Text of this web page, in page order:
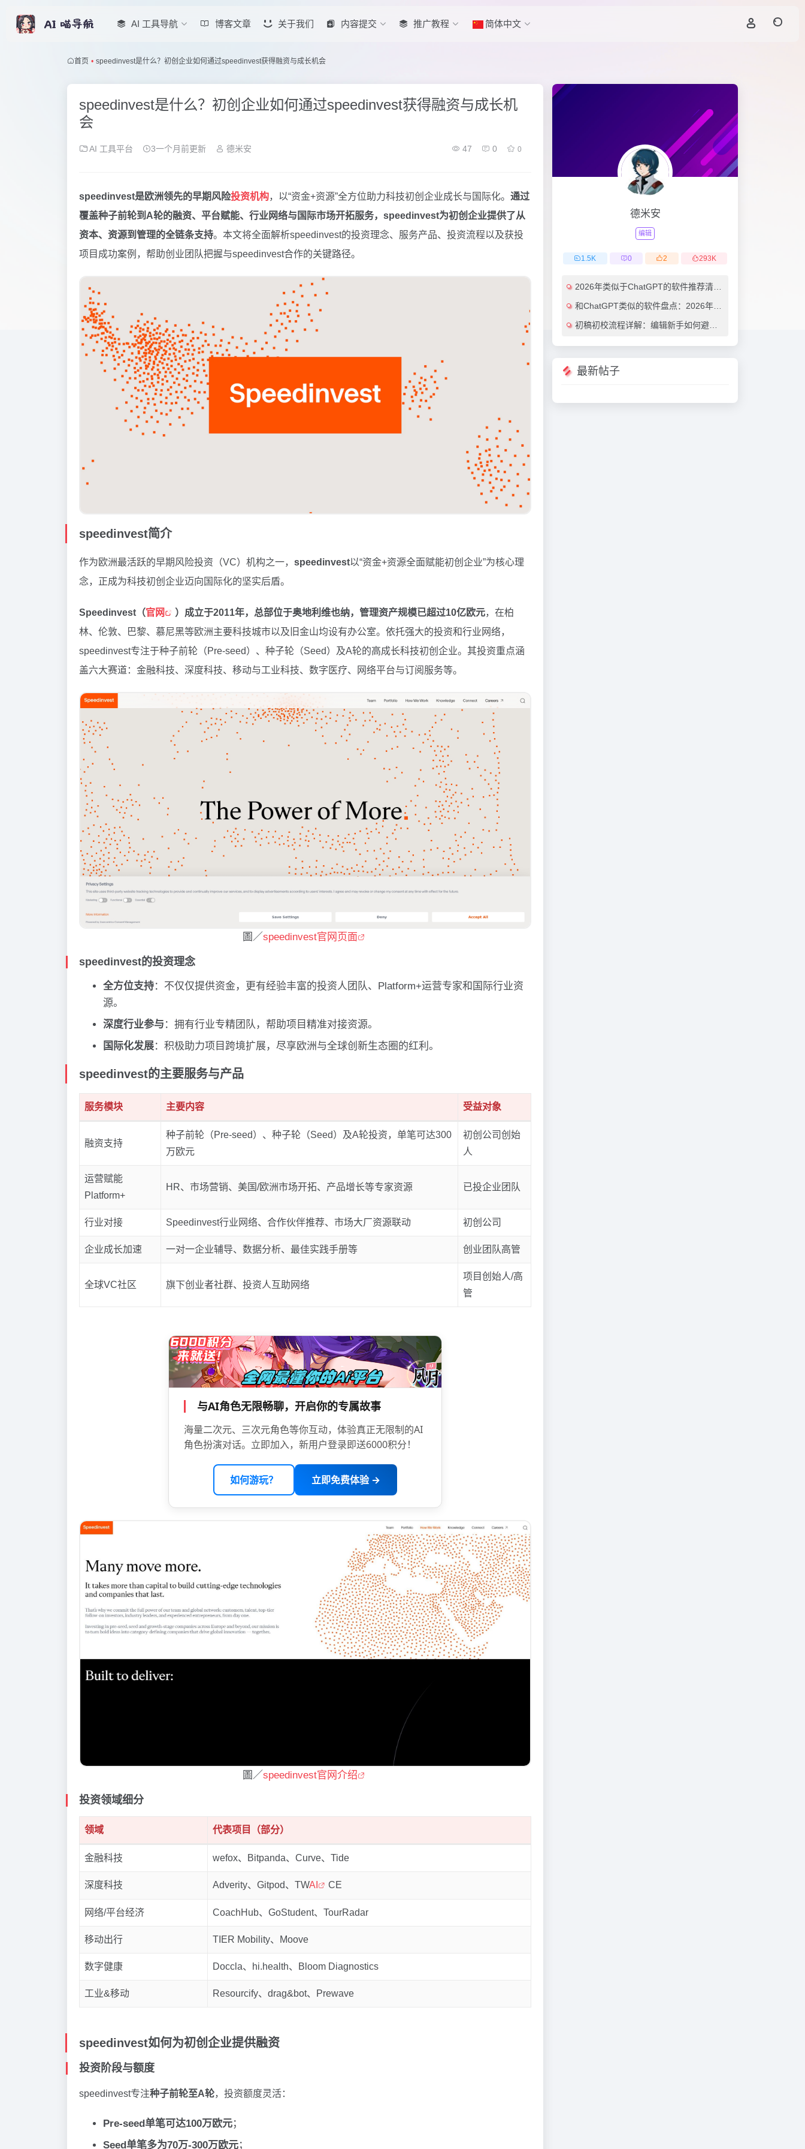
AI 工具导航 博客文章 关于我们 内容提交 推广教程 简体中文
首页 • speedinvest是什么？初创企业如何通过speedinvest获得融资与成长机会
speedinvest是什么？初创企业如何通过speedinvest获得融资与成长机
会
AI 工具平台 3一个月前更新 德米安 47 0 0
speedinvest是欧洲领先的早期风险投资机构，以“资金+资源”全方位助力科技初创企业成长与国际化。 通过
覆盖种子前轮到A轮的融资、平台赋能、行业网络与国际市场开拓服务，speedinvest为初创企业提供了从
资本、资源到管理的全链条支持。本文将全面解析speedinvest的投资理念、服务产品、投资流程以及获投
项目成功案例，帮助创业团队把握与speedinvest合作的关键路径。
speedinvest简介
作为欧洲最活跃的早期风险投资（VC）机构之一， speedinvest以“资金+资源全面赋能初创企业”为核心理
念，正成为科技初创企业迈向国际化的坚实后盾。
Speedinvest（官网 ）成立于2011年，总部位于奥地利维也纳，管理资产规模已超过10亿欧元，在柏
林、伦敦、巴黎、慕尼黑等欧洲主要科技城市以及旧金山均设有办公室。依托强大的投资和行业网络，
speedinvest专注于种子前轮（Pre-seed）、种子轮（Seed）及A轮的高成长科技初创企业。其投资重点涵
盖六大赛道：金融科技、深度科技、移动与工业科技、数字医疗、网络平台与订阅服务等。
圖／speedinvest官网页面
speedinvest的投资理念
全方位支持：不仅仅提供资金，更有经验丰富的投资人团队、Platform+运营专家和国际行业资
源。
深度行业参与 ：拥有行业专精团队，帮助项目精准对接资源。
国际化发展：积极助力项目跨境扩展，尽享欧洲与全球创新生态圈的红利。
speedinvest的主要服务与产品
服务模块 主要内容 受益对象
融资支持
种子前轮（Pre-seed）、种子轮（Seed）及A轮投资，单笔可达300
万欧元
初创公司创始
人
运营赋能
Platform+
HR、市场营销、美国/欧洲市场开拓、产品增长等专家资源 已投企业团队
行业对接 Speedinvest行业网络、合作伙伴推荐、市场大厂资源联动 初创公司
企业成长加速 一对一企业辅导、数据分析、最佳实践手册等 创业团队高管
全球VC社区 旗下创业者社群、投资人互助网络
项目创始人/高
管
与AI角色无限畅聊，开启你的专属故事
海量二次元、三次元角色等你互动，体验真正无限制的AI
角色扮演对话。立即加入，新用户登录即送6000积分！
如何游玩？ 立即免费体验 →
圖／speedinvest官网介绍
投资领域细分
领域 代表项目（部分）
金融科技 wefox、Bitpanda、Curve、Tide
深度科技 Adverity、Gitpod、TWAI CE
网络/平台经济 CoachHub、GoStudent、TourRadar
移动出行 TIER Mobility、Moove
数字健康 Doccla、hi.health、Bloom Diagnostics
工业&移动 Resourcify、drag&bot、Prewave
speedinvest如何为初创企业提供融资
投资阶段与额度
speedinvest专注种子前轮至A轮，投资额度灵活：
Pre-seed单笔可达100万欧元；
Seed单笔多为70万-300万欧元；
德米安
编辑
1.5K 0 2 293K
2026年类似于ChatGPT的软件推荐清单：7款效率翻倍的AI对话工具（免费与付费对比）
和ChatGPT类似的软件盘点：2026年最值得尝试的7大AI对话工具推荐
初稿初校流程详解：编辑新手如何避免常见错误（附实用AI工具推荐）
最新帖子